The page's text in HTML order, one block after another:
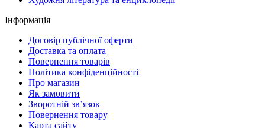
Інформація
Договір публічної оферти
Доставка та оплата
Повернення товарів
Політика конфіденційності
Про магазин
Як замовити
Зворотній зв’язок
Повернення товару
Карта сайту